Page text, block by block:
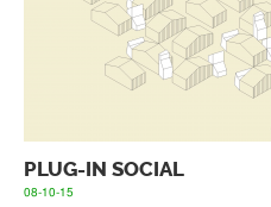
PLUG-IN SOCIAL
08-10-15